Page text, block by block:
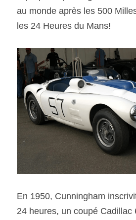
au monde après les 500
les 24 Heures du Mans!
En 1950, Cunningham
24 heures, un coupé Cadillac